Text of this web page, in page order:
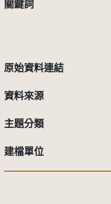
關鍵詞
原始資料連結
資料來源
主題分類
建檔單位